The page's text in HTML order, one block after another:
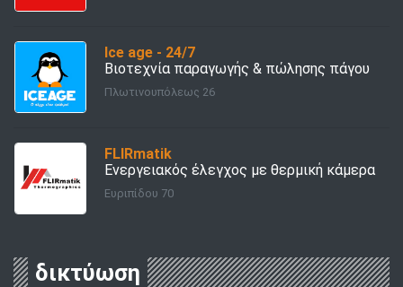
Ice age - 24/7
Βιοτεχνία παραγωγής & πώλησης πάγου
Πλωτινουπόλεως 26
FLIRmatik
Ενεργειακός έλεγχος με θερμική κάμερα
Ευριπίδου 70
δικτύωση